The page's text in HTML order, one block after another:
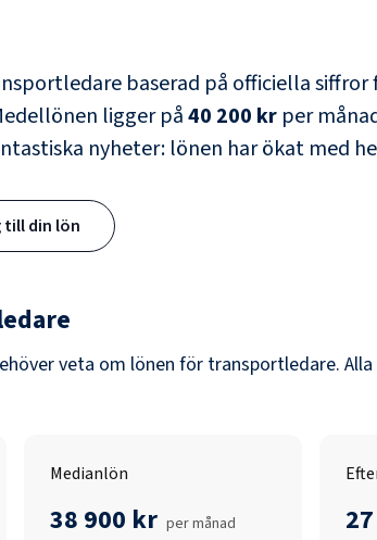
baserad på officiella
ligger på40 200 kr per
nyheter: lönen har ökat med
till din lön
veta om lönen förtransportledare.
Medianlön
38 900 kr per månad